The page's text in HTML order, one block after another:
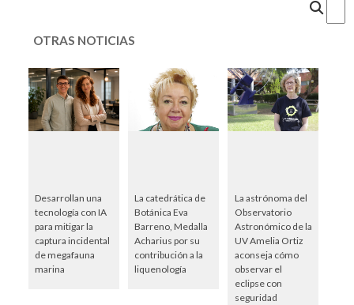
OTRAS NOTICIAS
Desarrollan una
tecnología con IA
para mitigar la
captura incidental
de megafauna
marina
La catedrática de
Botánica Eva
Barreno, Medalla
Acharius por su
contribución a la
liquenología
La astrónoma del
Observatorio
Astronómico de la
UV Amelia Ortiz
aconseja cómo
observar el
eclipse con
seguridad